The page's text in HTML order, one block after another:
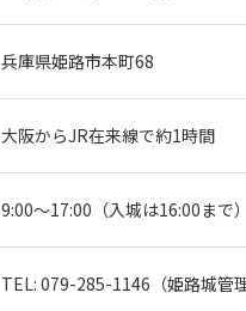
兵庫県姫路市本町68
大阪からJR在来線で約1時間
9:00～17:00（入城は16:00まで）
TEL: 079-285-1146（姫路城管理